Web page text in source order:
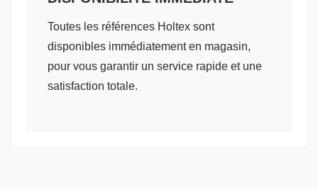
Toutes les références Holtex sont
disponibles immédiatement en magasin,
pour vous garantir un service rapide et une
satisfaction totale.